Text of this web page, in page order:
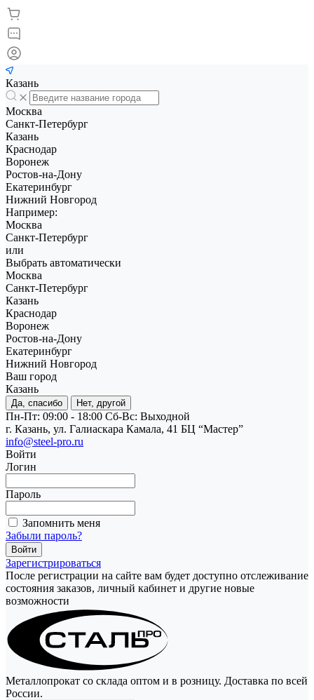
Казань
Москва
Санкт-Петербург
Казань
Краснодар
Воронеж
Ростов-на-Дону
Екатеринбург
Нижний Новгород
Например:
Москва
Санкт-Петербург
или
Выбрать автоматически
Москва
Санкт-Петербург
Казань
Краснодар
Воронеж
Ростов-на-Дону
Екатеринбург
Нижний Новгород
Ваш город
Казань
Да, спасибо Нет, другой
Пн-Пт: 09:00 - 18:00 Cб-Вс: Выходной
г. Казань, ул. Галиаскара Камала, 41 БЦ “Мастер”
info@steel-pro.ru
Войти
Логин
Пароль
Запомнить меня
Забыли пароль?
Зарегистрироваться
После регистрации на сайте вам будет доступно отслеживание
состояния заказов, личный кабинет и другие новые
возможности
Металлопрокат со склада оптом и в розницу. Доставка по всей
России.